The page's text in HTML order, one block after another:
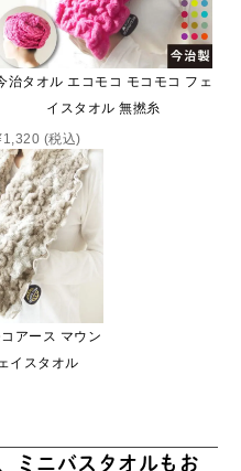
治タオル エコモコ モコモコ フェ
イスタオル 無撚糸
(税込)
アース マウン
イスタオル
ミニバスタオルもお